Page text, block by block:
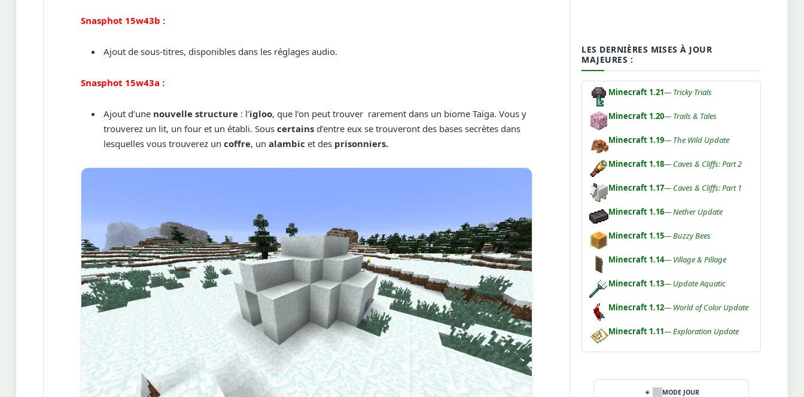
Snasphot 15w43b :
Ajout de sous-titres, disponibles dans les réglages audio.
Snasphot 15w43a :
Ajout d’une nouvelle structure : l’igloo, que l’on peut trouver rarement dans un biome Taïga. Vous y
trouverez un lit, un four et un établi. Souscertains d’entre eux se trouveront des bases secrètes dans
lesquelles vous trouverez un coffre, unalambic et des prisonniers.
LES DERNIÈRES MISES À JOUR
MAJEURES :
Minecraft 1.21— Tricky Trials
Minecraft 1.20— Trails & Tales
Minecraft 1.19— The Wild Update
Minecraft 1.18— Caves & Cliffs: Part 2
Minecraft 1.17— Caves & Cliffs: Part 1
Minecraft 1.16— Nether Update
Minecraft 1.15— Buzzy Bees
Minecraft 1.14— Village & Pillage
Minecraft 1.13— Update Aquatic
Minecraft 1.12— World of Color Update
Minecraft 1.11— Exploration Update
MODE JOUR